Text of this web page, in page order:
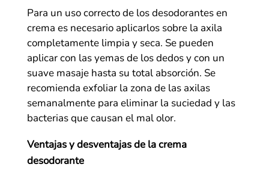
Para un uso correcto de los desodorantes en
crema es necesario aplicarlos sobre la axila
completamente limpia y seca. Se pueden
aplicar con las yemas de los dedos y con un
suave masaje hasta su total absorción. Se
recomienda exfoliar la zona de las axilas
semanalmente para eliminar la suciedad y las
bacterias que causan el mal olor.
Ventajas y desventajas de la crema
desodorante